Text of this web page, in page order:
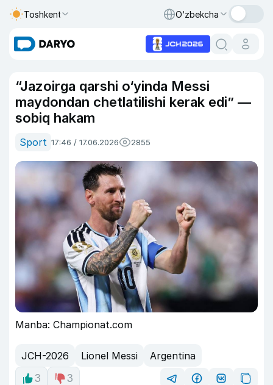
Toshkent O‘zbekcha
“Jazoirga qarshi o‘yinda Messi
maydondan chetlatilishi kerak edi” —
sobiq hakam
Sport 17:46 / 17.06.2026 2855
Manba: Championat.com
JCH-2026 Lionel Messi
Argentina
3
3